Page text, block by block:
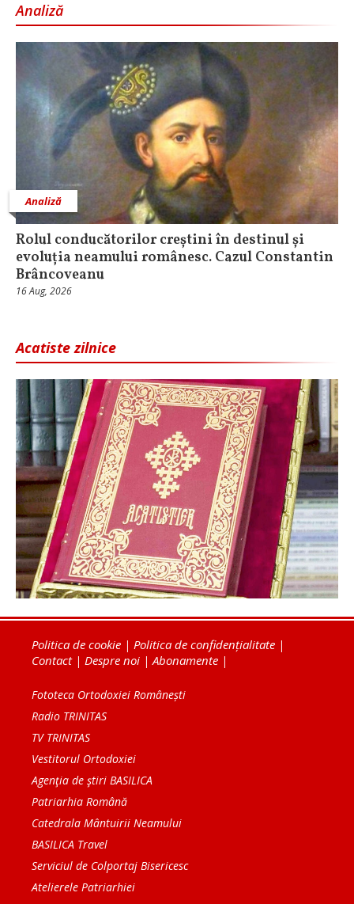
Analiză
Analiză
Rolul conducătorilor creștini în destinul și
evoluția neamului românesc. Cazul Constantin
Brâncoveanu
16 Aug, 2026
Acatiste zilnice
Politica de cookie | Politica de confidențialitate |
Contact| Despre noi | Abonamente |
Fototeca Ortodoxiei Românești
Radio TRINITAS
TV TRINITAS
Vestitorul Ortodoxiei
Agenţia de ştiri BASILICA
Patriarhia Română
Catedrala Mântuirii Neamului
BASILICA Travel
Serviciul de Colportaj Bisericesc
Atelierele Patriarhiei